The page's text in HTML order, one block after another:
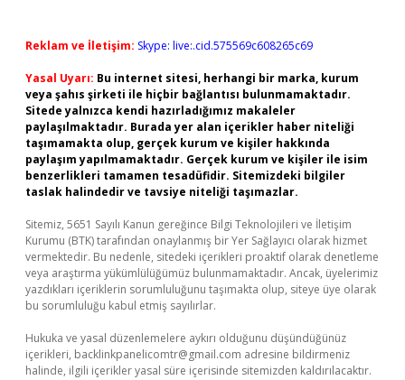
Reklam ve İletişim: Skype: live:.cid.575569c608265c69
Yasal Uyarı: Bu internet sitesi, herhangi bir marka, kurum
veya şahıs şirketi ile hiçbir bağlantısı bulunmamaktadır.
Sitede yalnızca kendi hazırladığımız makaleler
paylaşılmaktadır. Burada yer alan içerikler haber niteliği
taşımamakta olup, gerçek kurum ve kişiler hakkında
paylaşım yapılmamaktadır. Gerçek kurum ve kişiler ile isim
benzerlikleri tamamen tesadüfidir. Sitemizdeki bilgiler
taslak halindedir ve tavsiye niteliği taşımazlar.
Sitemiz, 5651 Sayılı Kanun gereğince Bilgi Teknolojileri ve İletişim
Kurumu (BTK) tarafından onaylanmış bir Yer Sağlayıcı olarak hizmet
vermektedir. Bu nedenle, sitedeki içerikleri proaktif olarak denetleme
veya araştırma yükümlülüğümüz bulunmamaktadır. Ancak, üyelerimiz
yazdıkları içeriklerin sorumluluğunu taşımakta olup, siteye üye olarak
bu sorumluluğu kabul etmiş sayılırlar.
Hukuka ve yasal düzenlemelere aykırı olduğunu düşündüğünüz
içerikleri, backlinkpanelicomtr@gmail.com adresine bildirmeniz
halinde, ilgili içerikler yasal süre içerisinde sitemizden kaldırılacaktır.